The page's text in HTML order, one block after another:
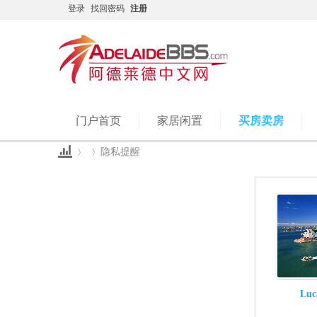
登录 找回密码 注册
门户首页 家居闲置 买房卖房
隐私提醒